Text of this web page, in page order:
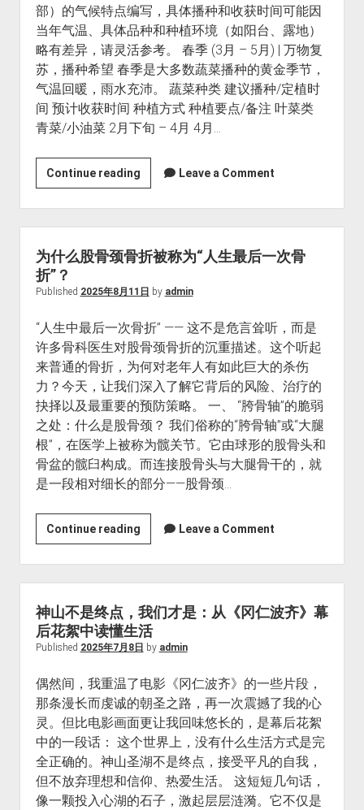
部）的气候特点编写，具体播种和收获时间可能因
当年气温、具体品种和种植环境（如阳台、露地）
略有差异，请灵活参考。 春季 (3月 – 5月) | 万物复
苏，播种希望 春季是大多数蔬菜播种的黄金季节，
气温回暖，雨水充沛。 蔬菜种类 建议播种/定植时
间 预计收获时间 种植方式 种植要点/备注 叶菜类
青菜/小油菜 2月下旬 – 4月 4月…
Continue reading江
浙
沪
地
区
季
菜
种
植
指
南
Leave a Comment
为什么股骨颈骨折被称为“人生最后一次骨
折”？
Published 2025年8月11日 by admin
“人生中最后一次骨折” —— 这不是危言耸听，而是
许多骨科医生对股骨颈骨折的沉重描述。这个听起
来普通的骨折，为何对老年人有如此巨大的杀伤
力？今天，让我们深入了解它背后的风险、治疗的
抉择以及最重要的预防策略。 一、 “胯骨轴”的脆弱
之处：什么是股骨颈？ 我们俗称的“胯骨轴”或“大腿
根”，在医学上被称为髋关节。它由球形的股骨头和
骨盆的髋臼构成。而连接股骨头与大腿骨干的，就
是一段相对细长的部分——股骨颈…
Continue reading为
什
么
股
骨
颈
骨
被
称
为
“人
生
最
后
Leave a Comment
神山不是终点，我们才是：从《冈仁波齐》幕
后花絮中读懂生活
Published 2025年7月8日 by admin
偶然间，我重温了电影《冈仁波齐》的一些片段，
那条漫长而虔诚的朝圣之路，再一次震撼了我的心
灵。但比电影画面更让我回味悠长的，是幕后花絮
中的一段话： 这个世界上，没有什么生活方式是完
全正确的。神山圣湖不是终点，接受平凡的自我，
但不放弃理想和信仰、热爱生活。 这短短几句话，
像一颗投入心湖的石子，激起层层涟漪。它不仅是